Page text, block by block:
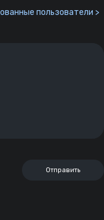
пользователи >